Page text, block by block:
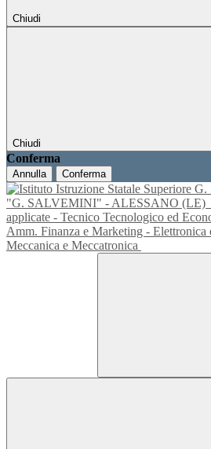
Chiudi
Chiudi
Conferma
Annulla Conferma
"G. SALVEMINI" - ALESSANO (LE)
applicate - Tecnico Tecnologico ed
Amm. Finanza e Marketing - Elettronica
Meccanica e Meccatronica